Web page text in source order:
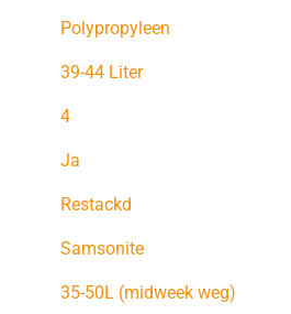
Polypropyleen
39-44 Liter
4
Ja
Restackd
Samsonite
35-50L (midweek weg)